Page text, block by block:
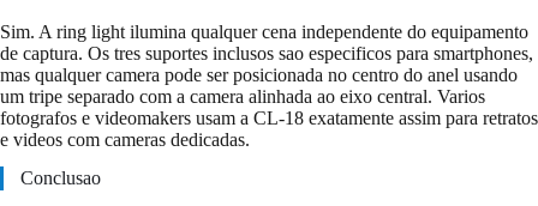
Sim. A ring light ilumina qualquer cena independente do equipamento
de captura. Os tres suportes inclusos sao especificos para smartphones,
mas qualquer camera pode ser posicionada no centro do anel usando
um tripe separado com a camera alinhada ao eixo central. Varios
fotografos e videomakers usam a CL-18 exatamente assim para retratos
e videos com cameras dedicadas.
Conclusao